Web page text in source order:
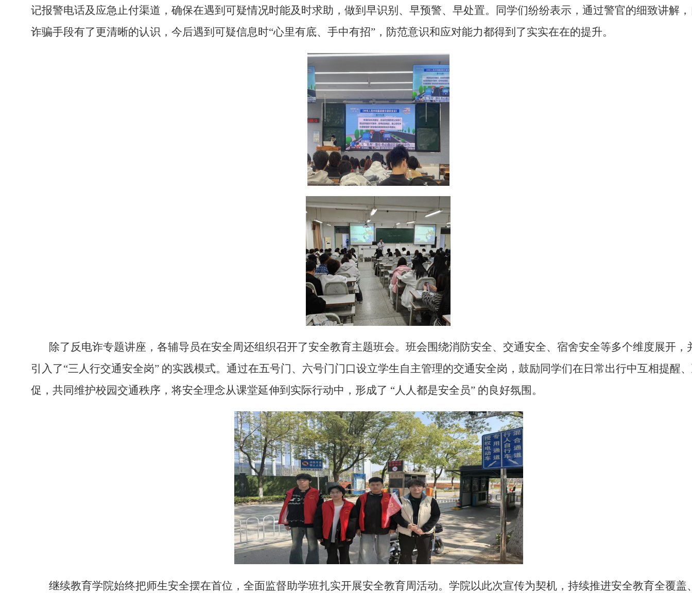
记报警电话及应急止付渠道，确保在遇到可疑情况时能及时求助，做到早识别、早预警、早处置。同学们纷纷表示，通过警官的细致讲解
诈骗手段有了更清晰的认识，今后遇到可疑信息时“心里有底、手中有招”，防范意识和应对能力都得到了实实在在的提升。
除了反电诈专题讲座，各辅导员在安全周还组织召开了安全教育主题班会。班会围绕消防安全、交通安全、宿舍安全等多个维度展开，
引入了“三人行交通安全岗” 的实践模式。通过在五号门、六号门门口设立学生自主管理的交通安全岗，鼓励同学们在日常出行中互相提醒
促，共同维护校园交通秩序，将安全理念从课堂延伸到实际行动中，形成了 “人人都是安全员” 的良好氛围。
继续教育学院始终把师生安全摆在首位，全面监督助学班扎实开展安全教育周活动。学院以此次宣传为契机， 持续推进安全教育全覆盖